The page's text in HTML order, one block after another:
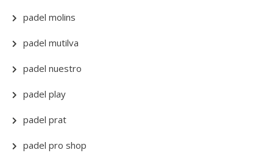
padel molins
padel mutilva
padel nuestro
padel play
padel prat
padel pro shop